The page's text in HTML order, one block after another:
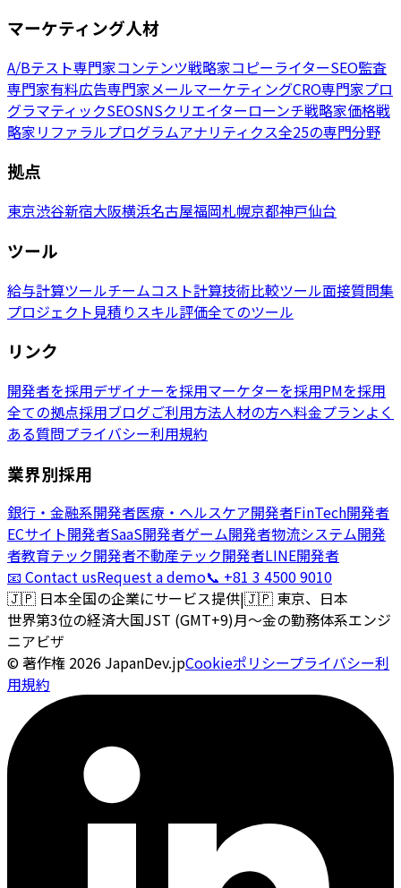
マーケティング人材
A/Bテスト専門家コンテンツ戦略家コピーライターSEO監査
専門家有料広告専門家メールマーケティングCRO専門家プロ
グラマティックSEOSNSクリエイターローンチ戦略家価格戦
略家リファラルプログラムアナリティクス全25の専門分野
拠点
東京渋谷新宿大阪横浜名古屋福岡札幌京都神戸仙台
ツール
給与計算ツールチームコスト計算技術比較ツール面接質問集
プロジェクト見積り スキル評価全てのツール
リンク
開発者を採用デザイナーを採用マーケターを採用PMを採用
全ての拠点採用ブログご利用方法人材の方へ料金プランよく
ある質問プライバシー利用規約
業界別採用
銀行・金融系開発者医療・ヘルスケア開発者FinTech開発者
ECサイト開発者SaaS開発者ゲーム開発者物流システム開発
者教育テック開発者不動産テック開発者LINE開発者
📧 Contact usRequest a demo📞 +81 3 4500 9010
🇯🇵 日本全国の企業にサービス提供|🇯🇵 東京、日本
世界第3位の経済大国JST (GMT+9)月〜金の勤務体系エンジ
ニアビザ
© 著作権 2026 JapanDev.jpCookieポリシープライバシー利
用規約